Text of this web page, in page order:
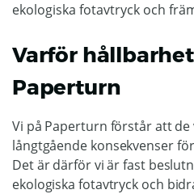
ekologiska fotavtryck och
Varför
Paperturn
Vi på Paperturn förstår att de
långtgående konsekvenser
Det är därför vi är fast
ekologiska fotavtryck och